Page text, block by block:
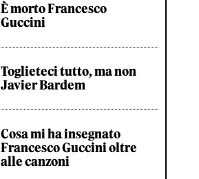
È morto Francesco
Guccini
Toglieteci tutto, ma non
Javier Bardem
Cosa mi ha insegnato
Francesco Guccini oltre
alle canzoni